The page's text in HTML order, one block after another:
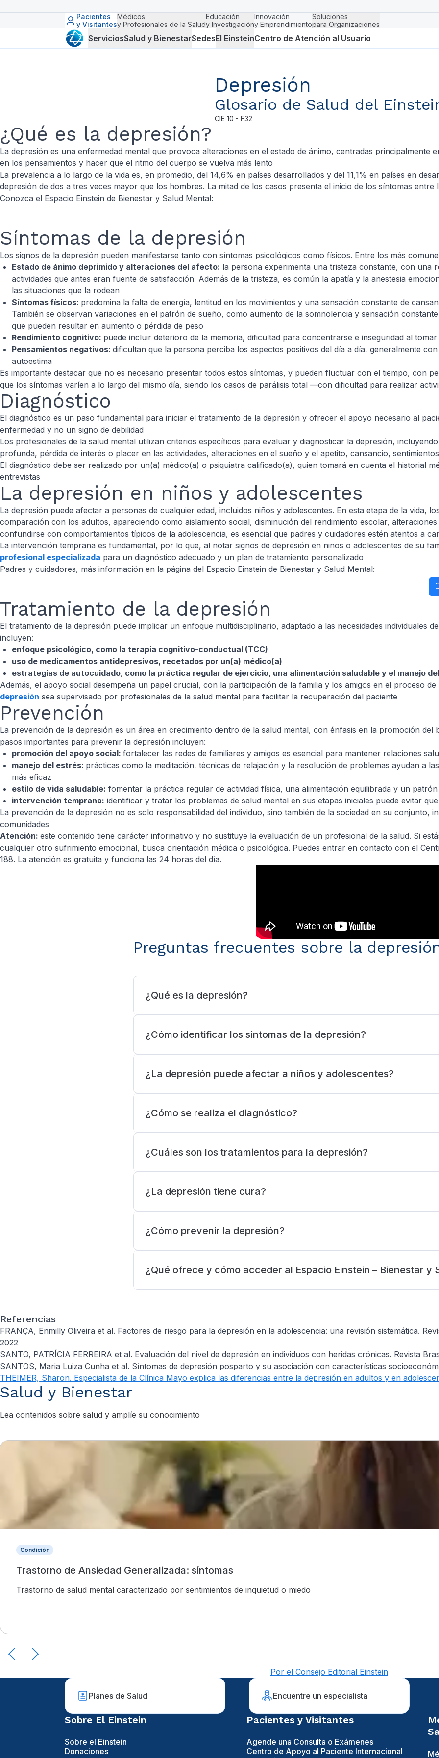
Pacientes
y Visitantes
Médicos
y Profesionales de la Salud
Educación
y Investigación
Innovación
y Emprendimiento
Soluciones
para Organizaciones
ServiciosSalud y BienestarSedesEl EinsteinCentro de Atención al Usuario
Depresión
Glosario de Salud del
CIE 10 - F32
¿Qué es la depresión?
La depresión es una enfermedad mental que provoca alteraciones en el estado de ánimo, centradas principalmente
en los pensamientos y hacer que el ritmo del cuerpo se vuelva más lento
La prevalencia a lo largo de la vida es, en promedio, del 14,6% en países desarrollados y del 11,1% en países en
depresión de dos a tres veces mayor que los hombres. La mitad de los casos presenta el inicio de los síntomas entre
Conozca el Espacio Einstein de Bienestar y Salud Mental:
Síntomas de la depresión
Los signos de la depresión pueden manifestarse tanto con síntomas psicológicos como físicos. Entre los más
Estado de ánimo deprimido y alteraciones del afecto: la persona experimenta una tristeza constante, con una
actividades que antes eran fuente de satisfacción. Además de la tristeza, es común la apatía y la anestesia
las situaciones que la rodean
Síntomas físicos: predomina la falta de energía, lentitud en los movimientos y una sensación constante de
También se observan variaciones en el patrón de sueño, como aumento de la somnolencia y sensación
que pueden resultar en aumento o pérdida de peso
Rendimiento cognitivo: puede incluir deterioro de la memoria, dificultad para concentrarse e inseguridad al tomar
Pensamientos negativos: dificultan que la persona perciba los aspectos positivos del día a día, generalmente
autoestima
Es importante destacar que no es necesario presentar todos estos síntomas, y pueden fluctuar con el tiempo, con
que los síntomas varíen a lo largo del mismo día, siendo los casos de parálisis total —con dificultad para realizar
Diagnóstico
El diagnóstico es un paso fundamental para iniciar el tratamiento de la depresión y ofrecer el apoyo necesario al
enfermedad y no un signo de debilidad
Los profesionales de la salud mental utilizan criterios específicos para evaluar y diagnosticar la depresión,
profunda, pérdida de interés o placer en las actividades, alteraciones en el sueño y el apetito, cansancio,
El diagnóstico debe ser realizado por un(a) médico(a) o psiquiatra calificado(a), quien tomará en cuenta el historial
entrevistas
La depresión en niños y adolescentes
La depresión puede afectar a personas de cualquier edad, incluidos niños y adolescentes. En esta etapa de la vida,
comparación con los adultos, apareciendo como aislamiento social, disminución del rendimiento escolar,
confundirse con comportamientos típicos de la adolescencia, es esencial que padres y cuidadores estén atentos a
La intervención temprana es fundamental, por lo que, al notar signos de depresión en niños o adolescentes de su
profesional especializada para un diagnóstico adecuado y un plan de tratamiento personalizado
Padres y cuidadores, más información en la página del Espacio Einstein de Bienestar y Salud Mental:
Tratamiento de la depresión
El tratamiento de la depresión puede implicar un enfoque multidisciplinario, adaptado a las necesidades individuales
incluyen:
enfoque psicológico, como la terapia cognitivo-conductual (TCC)
uso de medicamentos antidepresivos, recetados por un(a) médico(a)
estrategias de autocuidado, como la práctica regular de ejercicio, una alimentación saludable y el manejo
Además, el apoyo social desempeña un papel crucial, con la participación de la familia y los amigos en el proceso
depresión sea supervisado por profesionales de la salud mental para facilitar la recuperación del paciente
Prevención
La prevención de la depresión es un área en crecimiento dentro de la salud mental, con énfasis en la promoción del
pasos importantes para prevenir la depresión incluyen:
promoción del apoyo social: fortalecer las redes de familiares y amigos es esencial para mantener relaciones
manejo del estrés: prácticas como la meditación, técnicas de relajación y la resolución de problemas ayudan a
más eficaz
estilo de vida saludable: fomentar la práctica regular de actividad física, una alimentación equilibrada y un
intervención temprana: identificar y tratar los problemas de salud mental en sus etapas iniciales puede evitar
La prevención de la depresión no es solo responsabilidad del individuo, sino también de la sociedad en su conjunto,
comunidades
Atención: este contenido tiene carácter informativo y no sustituye la evaluación de un profesional de la salud. Si
cualquier otro sufrimiento emocional, busca orientación médica o psicológica. Puedes entrar en contacto con el
188. La atención es gratuita y funciona las 24 horas del día.
Preguntas frecuentes sobre la
¿Qué es la depresión?
¿Cómo identificar los síntomas de la depresión?
¿La depresión puede afectar a niños y adolescentes?
¿Cómo se realiza el diagnóstico?
¿Cuáles son los tratamientos para la depresión?
¿La depresión tiene cura?
¿Cómo prevenir la depresión?
¿Qué ofrece y cómo acceder al Espacio Einstein – Bienestar y
Referencias
FRANÇA, Enmilly Oliveira et al. Factores de riesgo para la depresión en la adolescencia: una revisión sistemática.
2022
SANTO, PATRÍCIA FERREIRA et al. Evaluación del nivel de depresión en individuos con heridas crónicas. Revista
SANTOS, Maria Luiza Cunha et al. Síntomas de depresión posparto y su asociación con características
THEIMER, Sharon. Especialista de la Clínica Mayo explica las diferencias entre la depresión en adultos y en
Salud y Bienestar
Lea contenidos sobre salud y amplíe su conocimiento
Condición
Trastorno de Ansiedad Generalizada: síntomas
Trastorno de salud mental caracterizado por sentimientos de inquietud o miedo
Por el Consejo Editorial Einstein
Planes de Salud Encuentre un especialista
Sobre El Einstein
Sobre el Einstein
Donaciones
Pacientes y Visitantes
Agende una Consulta o Exámenes
Centro de Apoyo al Paciente Internacional